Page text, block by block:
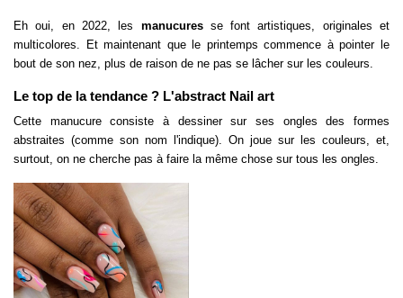
Eh oui, en 2022, les manucuresse font artistiques, originales et
multicolores. Et maintenant que le printemps commence à pointer le
bout de son nez, plus de raison de ne pas se lâcher sur les couleurs.
Le top de la tendance ? L'abstract Nail art
Cette manucure consiste à dessiner sur ses ongles des formes
abstraites (comme son nom l'indique). On joue sur les couleurs, et,
surtout, on ne cherche pas à faire la même chose sur tous les ongles.